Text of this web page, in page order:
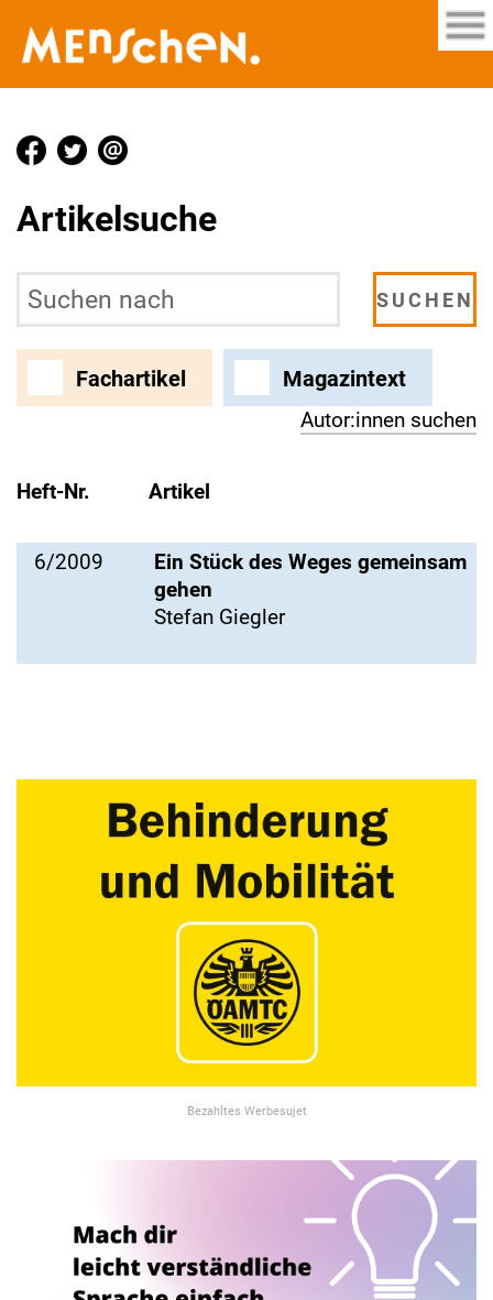
Artikelsuche
Fachartikel Magazintext
Autor:innen suchen
Heft-Nr. Artikel
6/2009
Ein Stück des Weges gemeinsam
gehen
Stefan Giegler
Bezahltes Werbesujet